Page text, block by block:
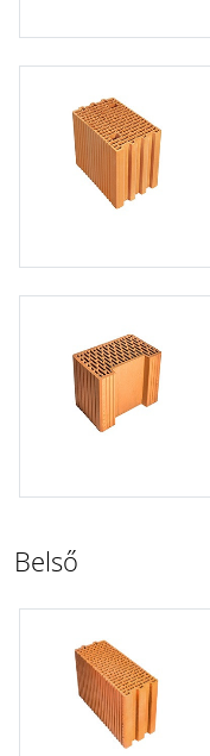
Belső